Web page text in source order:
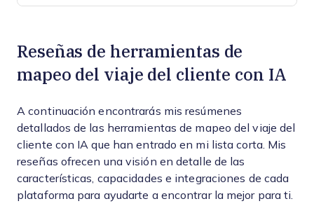
Reseñas de herramientas de
mapeo del viaje del cliente con IA
A continuación encontrarás mis resúmenes
detallados de las herramientas de mapeo del viaje del
cliente con IA que han entrado en mi lista corta. Mis
reseñas ofrecen una visión en detalle de las
características, capacidades e integraciones de cada
plataforma para ayudarte a encontrar la mejor para ti.